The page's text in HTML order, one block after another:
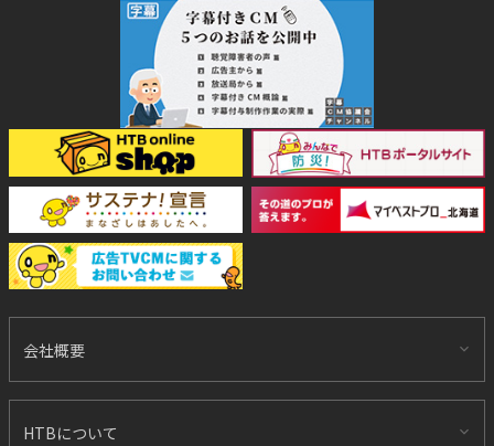
会社概要
HTBについて